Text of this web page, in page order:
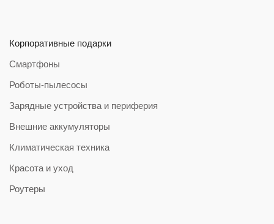
Корпоративные подарки
Смартфоны
Роботы-пылесосы
Зарядные устройства и периферия
Внешние аккумуляторы
Климатическая техника
Красота и уход
Роутеры